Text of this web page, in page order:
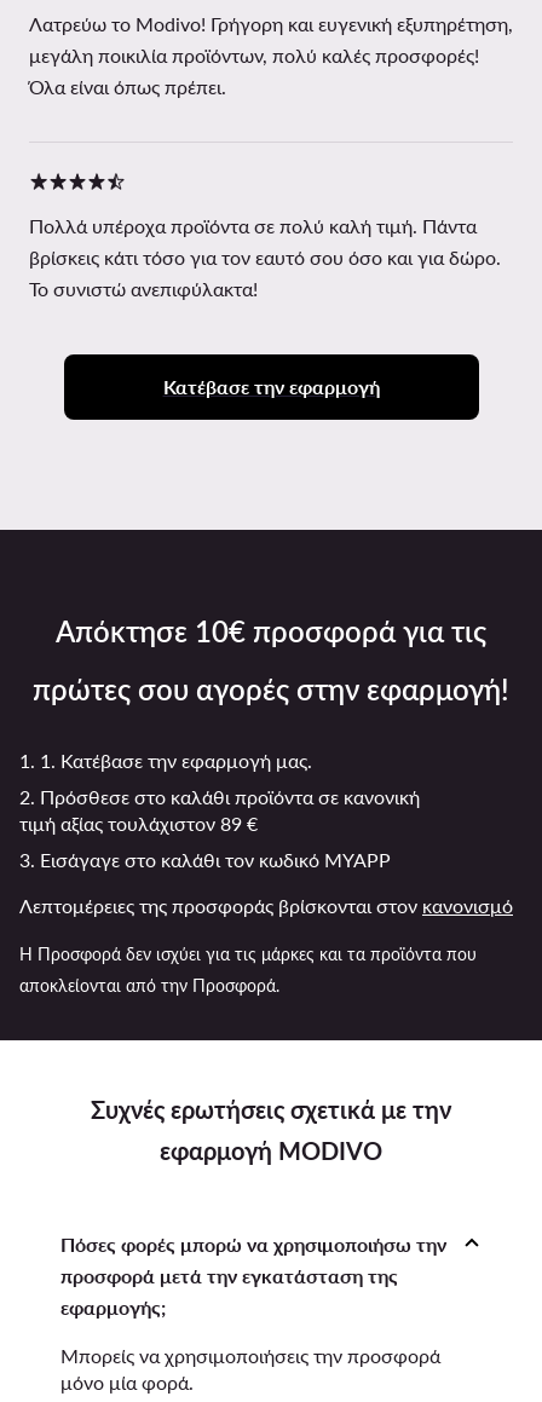
Λατρεύω το Modivo! Γρήγορη και ευγενική εξυπηρέτηση,
μεγάλη ποικιλία προϊόντων, πολύ καλές προσφορές!
Όλα είναι όπως πρέπει.
Πολλά υπέροχα προϊόντα σε πολύ καλή τιμή. Πάντα
βρίσκεις κάτι τόσο για τον εαυτό σου όσο και για δώρο.
Το συνιστώ ανεπιφύλακτα!
Κατέβασε την εφαρμογή
Συχνές ερωτήσεις σχετικά με την
εφαρμογή MODIVO
Πόσες φορές μπορώ να χρησιμοποιήσω την
προσφορά μετά την εγκατάσταση της
εφαρμογής;
Μπορείς να χρησιμοποιήσεις την προσφορά
μόνο μία φορά.
Απόκτησε 10€ προσφορά για τις
πρώτες σου αγορές στην εφαρμογή!
1. 1. Κατέβασε την εφαρμογή μας.
2. Πρόσθεσε στο καλάθι προϊόντα σε κανονική
τιμή αξίας τουλάχιστον 89 €
3. Εισάγαγε στο καλάθι τον κωδικό MYAPP
Λεπτομέρειες της προσφοράς βρίσκονται στον κανονισμό
Η Προσφορά δεν ισχύει για τις μάρκες και τα προϊόντα που
αποκλείονται από την Προσφορά.